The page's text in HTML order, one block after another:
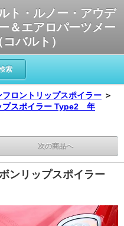
ト・ルノー・アウデ
＆エアロパーツメー
バルト）
索
フロントリップスポイラー ＞
プスポイラー Type2 年
次の商品へ
ンリップスポイラー